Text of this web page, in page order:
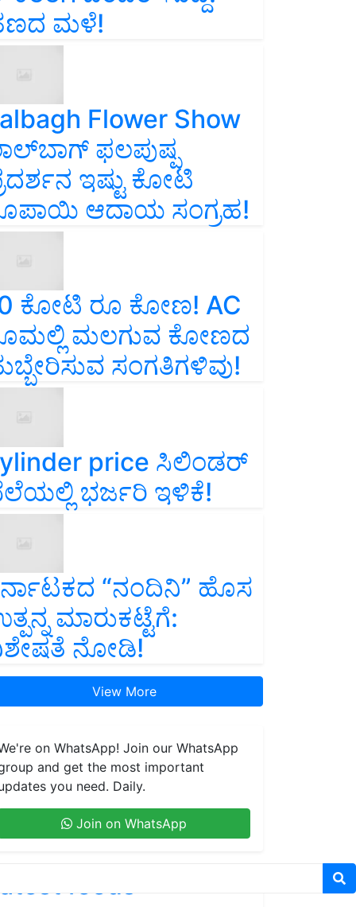
ಮಳೆ!
Flower Show
ಫಲಪುಷ್ಪ
ಇಷ್ಟು ಕೋಟಿ
ಆದಾಯ ಸಂಗ್ರಹ!
ಕೋಟಿ ರೂ ಕೋಣ! AC
ಮಲಗುವ ಕೋಣದ
ಸಂಗತಿಗಳಿವು!
price ಸಿಲಿಂಡರ್‌
ಭರ್ಜರಿ ಇಳಿಕೆ!
“ನಂದಿನಿ” ಹೊಸ
ಮಾರುಕಟ್ಟೆಗೆ:
ನೋಡಿ!
View More
on WhatsApp! Join our WhatsApp
and get the most important
you need. Daily.
Join on WhatsApp
feeds